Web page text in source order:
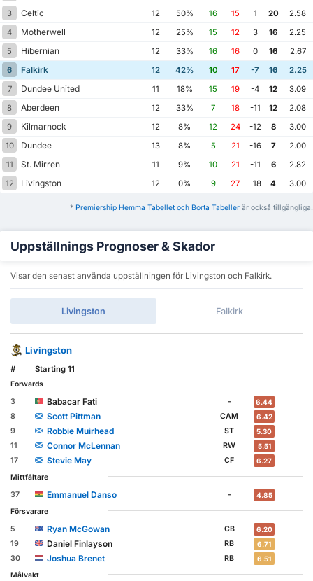
3
Celtic 12 50% 16 15 1 20
2.58
4
Motherwell 12 25% 15 12 3 16
2.25
5
Hibernian 12 33% 16 16 0 16
2.67
6
Falkirk 12 42% 10 17 -7 16
2.25
7
Dundee United 11 18% 15 19 -4 12
3.09
8
Aberdeen 12 33% 7 18 -11 12
2.08
9
Kilmarnock 12 8% 12 24 -12 8
3.00
10
Dundee 13 8% 5 21 -16 7
2.00
11
St. Mirren 11 9% 10 21 -11 6
2.82
12
Livingston 12 0% 9 27 -18 4 3.00
* Premiership Hemma Tabellet och Borta Tabeller är också tillgängliga.
Uppställnings Prognoser & Skador
Visar den senast använda uppställningen för Livingston och Falkirk.
Livingston Falkirk
Livingston
# Starting 11
Forwards
3
Babacar Fati - 6.44
8 Scott Pittman CAM 6.42
9 Robbie Muirhead ST 5.30
11 Connor McLennan RW 5.51
17 Stevie May CF 6.27
Mittfältare
37
Emmanuel Danso - 4.85
Försvarare
5
Ryan McGowan CB 6.20
19 Daniel Finlayson RB 6.71
30 Joshua Brenet RB 6.51
Målvakt